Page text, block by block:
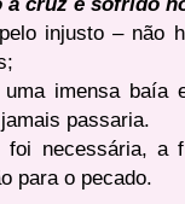
injusto – não
uma imensa baía
passaria.
foi necessária, a
para o pecado.